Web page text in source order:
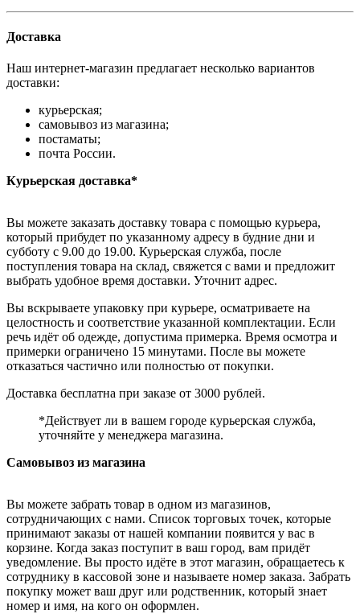
Доставка
Наш интернет-магазин предлагает несколько вариантов
доставки:
курьерская;
самовывоз из магазина;
постаматы;
почта России.
Курьерская доставка*
Вы можете заказать доставку товара с помощью курьера,
который прибудет по указанному адресу в будние дни и
субботу с 9.00 до 19.00. Курьерская служба, после
поступления товара на склад, свяжется с вами и предложит
выбрать удобное время доставки. Уточнит адрес.
Вы вскрываете упаковку при курьере, осматриваете на
целостность и соответствие указанной комплектации. Если
речь идёт об одежде, допустима примерка. Время осмотра и
примерки ограничено 15 минутами. После вы можете
отказаться частично или полностью от покупки.
Доставка бесплатна при заказе от 3000 рублей.
*Действует ли в вашем городе курьерская служба,
уточняйте у менеджера магазина.
Самовывоз из магазина
Вы можете забрать товар в одном из магазинов,
сотрудничающих с нами. Список торговых точек, которые
принимают заказы от нашей компании появится у вас в
корзине. Когда заказ поступит в ваш город, вам придёт
уведомление. Вы просто идёте в этот магазин, обращаетесь к
сотруднику в кассовой зоне и называете номер заказа. Забрать
покупку может ваш друг или родственник, который знает
номер и имя, на кого он оформлен.